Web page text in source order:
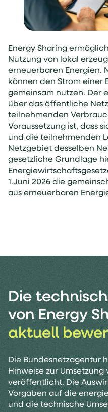
Energy Sharing
Nutzung von lokal
erneuerbaren Energien.
können den Strom einer
gemeinsam nutzen. Der
über das öffentliche
teilnehmenden
Voraussetzung ist, dass
und die teilnehmenden
Netzgebiet desselben
gesetzliche Grundlage
1.Juni 2026 die
aus erneuerbaren
Die
von Energy
aktuell
Die Bundesnetzagentur
Hinweise zur Umsetzung
veröffentlicht. Die
Vorgaben auf die
und die technische